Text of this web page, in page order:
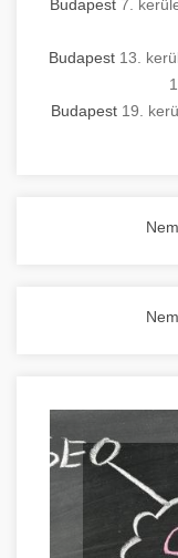
Budapest 7.
Budapest 13.
Budapest 19.